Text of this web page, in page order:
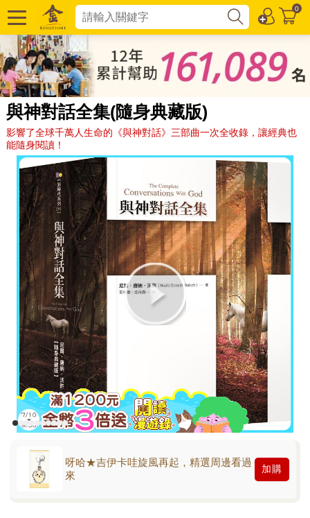
0
與神對話全集(隨身典藏版)
影響了全球千萬人生命的《與神對話》三部曲一次全收錄，讓經典也
能隨身閱讀！
呀哈★吉伊卡哇旋風再起，精選周邊看過
來
加購